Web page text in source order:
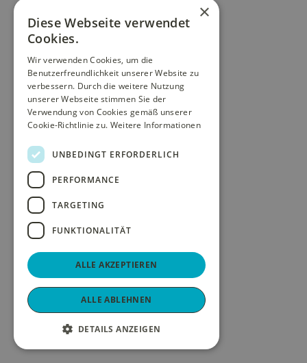
×
Diese Webseite verwendet
Cookies.
Wir verwenden Cookies, um die
Benutzerfreundlichkeit unserer Website zu
verbessern. Durch die weitere Nutzung
unserer Webseite stimmen Sie der
Verwendung von Cookies gemäß unserer
Cookie-Richtlinie zu. Weitere Informationen
UNBEDINGT ERFORDERLICH
PERFORMANCE
TARGETING
FUNKTIONALITÄT
ALLE AKZEPTIEREN
ALLE ABLEHNEN
DETAILS ANZEIGEN